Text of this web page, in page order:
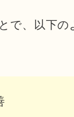
で、以下の